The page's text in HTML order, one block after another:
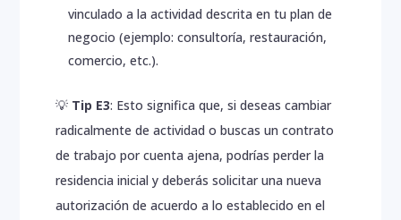
vinculado a la actividad descrita en tu plan de
negocio (ejemplo: consultoría, restauración,
comercio, etc.).
💡 Tip E3: Esto significa que, si deseas cambiar
radicalmente de actividad o buscas un contrato
de trabajo por cuenta ajena, podrías perder la
residencia inicial y deberás solicitar una nueva
autorización de acuerdo a lo establecido en el